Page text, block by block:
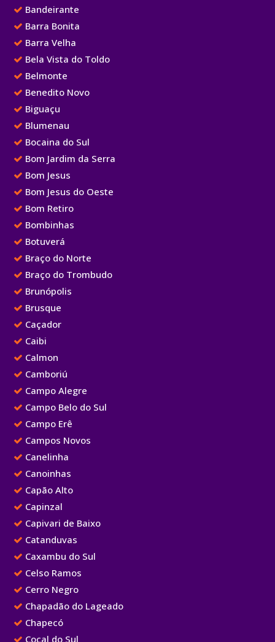
Bandeirante
Barra Bonita
Barra Velha
Bela Vista do Toldo
Belmonte
Benedito Novo
Biguaçu
Blumenau
Bocaina do Sul
Bom Jardim da Serra
Bom Jesus
Bom Jesus do Oeste
Bom Retiro
Bombinhas
Botuverá
Braço do Norte
Braço do Trombudo
Brunópolis
Brusque
Caçador
Caibi
Calmon
Camboriú
Campo Alegre
Campo Belo do Sul
Campo Erê
Campos Novos
Canelinha
Canoinhas
Capão Alto
Capinzal
Capivari de Baixo
Catanduvas
Caxambu do Sul
Celso Ramos
Cerro Negro
Chapadão do Lageado
Chapecó
Cocal do Sul